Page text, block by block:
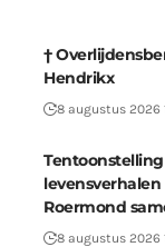
†
Hendrikx
8 augustus 2026
Roermond
8 augustus 2026